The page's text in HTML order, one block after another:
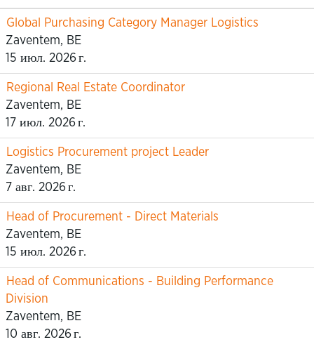
Global Purchasing Category Manager Logistics
Zaventem, BE
15 июл. 2026 г.
Regional Real Estate Coordinator
Zaventem, BE
17 июл. 2026 г.
Logistics Procurement project Leader
Zaventem, BE
7 авг. 2026 г.
Head of Procurement - Direct Materials
Zaventem, BE
15 июл. 2026 г.
Head of Communications - Building Performance
Division
Zaventem, BE
10 авг. 2026 г.